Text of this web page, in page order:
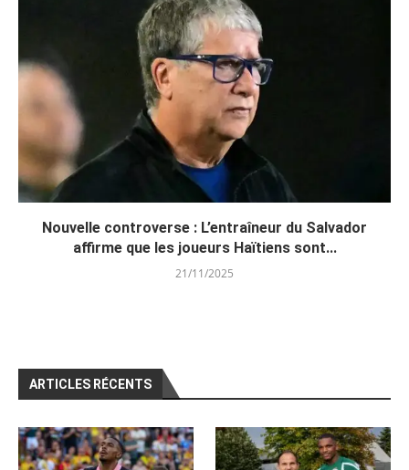
Nouvelle controverse : L’entraîneur du Salvador
affirme que les joueurs Haïtiens sont...
21/11/2025
ARTICLES RÉCENTS